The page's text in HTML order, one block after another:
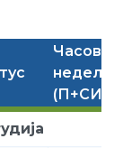
Часова
(П+СИР)